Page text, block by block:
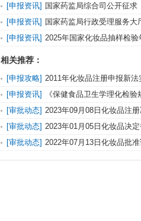
的检验方法（征求意见稿）》等2项化妆
[申报资讯] 国家药监局综合司公开征求
办法（征求意见稿）》意见
[申报资讯] 国家药监局行政受理服务大
节放假安排的公告（第371号）
[申报资讯] 2025年国家化妆品抽样检验
相关推荐：
[申报攻略] 2011年化妆品注册申报新
对比[申报资讯]
《保健食品卫生学理化检
稿）》征求意见
[审批动态] 2023年09月08日化妆品注
布[审批动态] 2023年01月05日化妆品决
[审批动态] 2022年07月13日化妆品批
单